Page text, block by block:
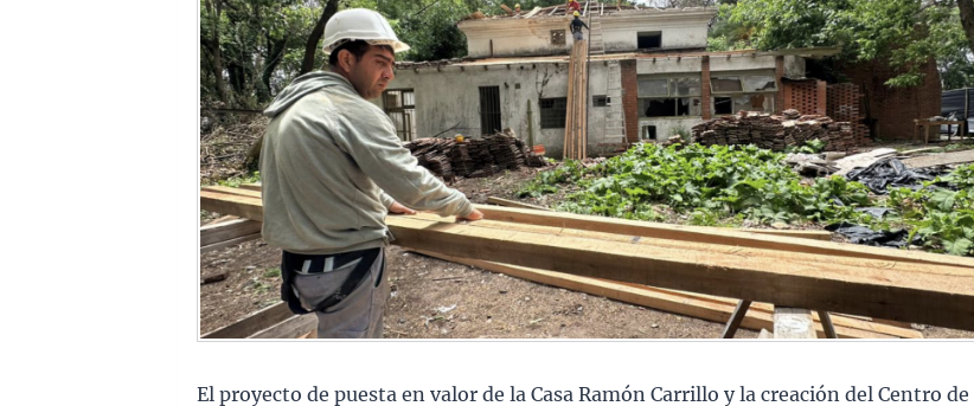
El proyecto de puesta en valor de la Casa Ramón Carrillo y la creación del Centro de